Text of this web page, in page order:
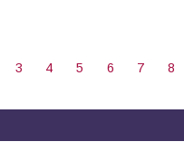
3 4 5 6 7 8